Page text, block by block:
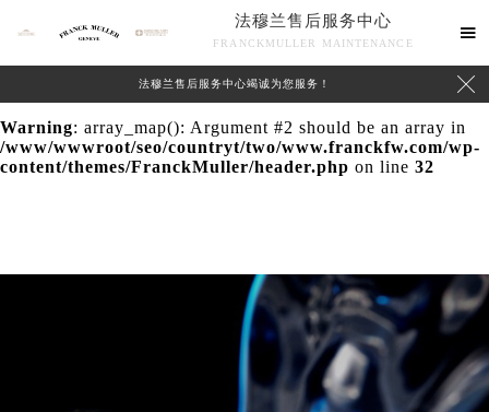
Warning: extract() expects parameter 1 to be array, null
/www/wwwroot/seo/countryt/two/www.franckfw.com/wp-
content/themes/FranckMuller/header.php
Warning: array_map(): Argument #2 should be an array in
/www/wwwroot/seo/countryt/two/www.franckfw.com/wp-
content/themes/FranckMuller/header.php on line 32
法穆兰售后服务中心
FRANCKMULLER MAINTENANCE

法穆兰售后服务中心竭诚为您服务！ 